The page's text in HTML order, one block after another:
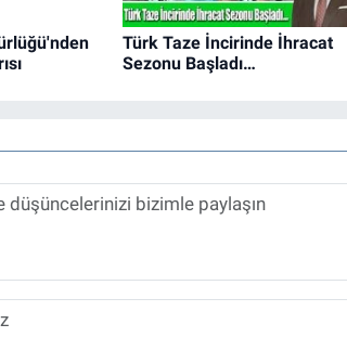
Türk Taze İncirinde İhracat
Sezonu Başladı…